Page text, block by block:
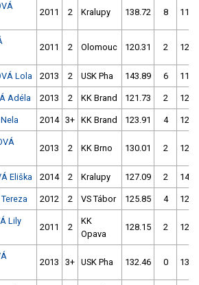
2011 2 Kralupy 138.72 8
2011 2 Olomouc 120.31 2
Lola 2013 2 USK Pha 143.89 6
Adéla 2013 2 KK Brand 121.73 2
2014 3+ KK Brand 123.91 4
2013 2 KK Brno 130.01 2
Eliška 2014 2 Kralupy 127.09 2
2012 2 VS Tábor 125.85 4
Lily
2011 2
KK
Opava
128.15 2
2013 3+ USK Pha 132.46 0